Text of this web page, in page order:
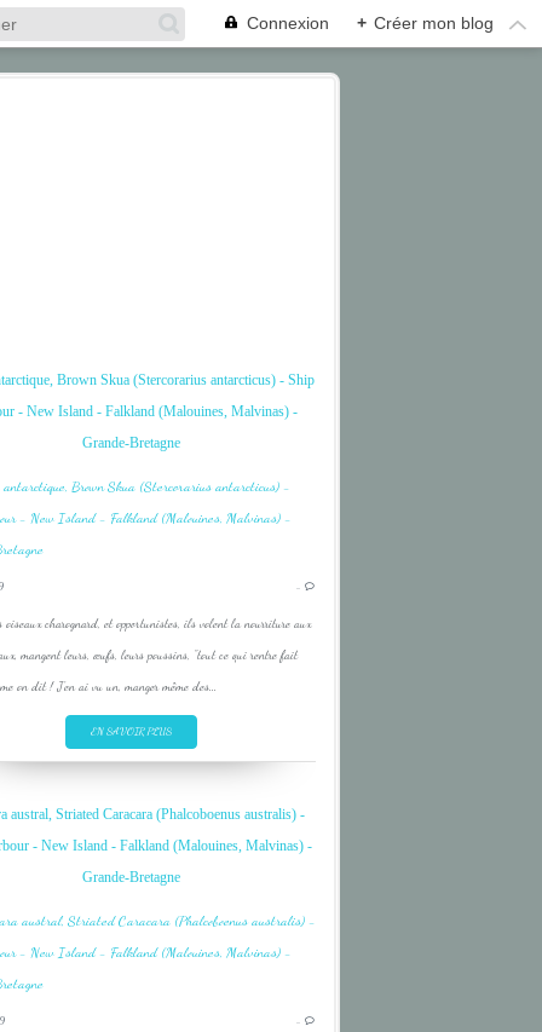
Connexion + Créer mon blog
MALVINAS
ROUGE
Brown Skua (Stercorarius antarcticus) - Ship
- New Island - Falkland (Malouines, Malvinas) -
Grande-Bretagne
…
oiseaux charognard, et opportunistes, ils volent la nourriture aux
mangent leurs, œufs, leurs poussins, "tout ce qui rentre fait
on dit ! J'en ai vu un, manger même des...
EN SAVOIR PLUS
austral, Striated Caracara (Phalcoboenus australis) -
- New Island - Falkland (Malouines, Malvinas) -
Grande-Bretagne
…